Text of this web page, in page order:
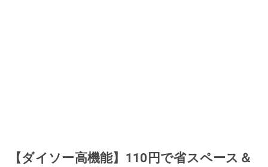
【ダイソー高機能】110円で省スペース＆